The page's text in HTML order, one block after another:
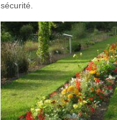
sécurité.